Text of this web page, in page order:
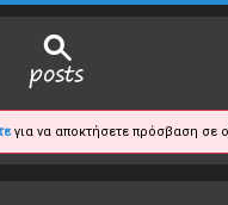
για να αποκτήσετε πρόσβαση σε